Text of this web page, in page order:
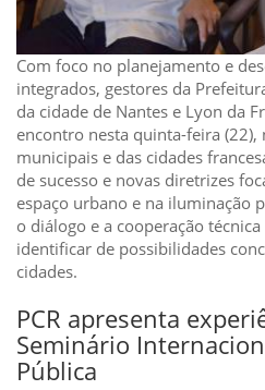
Com foco no planejamento e
integrados, gestores da
da cidade de Nantes e Lyon da
encontro nesta quinta-feira
municipais e das cidades
de sucesso e novas diretrizes
espaço urbano e na iluminação
o diálogo e a cooperação
identificar de possibilidades
cidades.
PCR apresenta
Seminário
Pública